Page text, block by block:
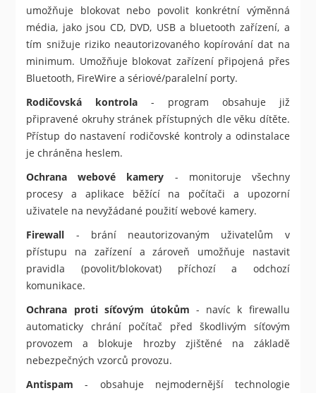
umožňuje blokovat nebo povolit konkrétní výměnná
média, jako jsou CD, DVD, USB a bluetooth zařízení, a
tím snižuje riziko neautorizovaného kopírování dat na
minimum. Umožňuje blokovat zařízení připojená přes
Bluetooth, FireWire a sériové/paralelní porty.
Rodičovská kontrola - program obsahuje již
připravené okruhy stránek přístupných dle věku dítěte.
Přístup do nastavení rodičovské kontroly a odinstalace
je chráněna heslem.
Ochrana webové kamery - monitoruje všechny
procesy a aplikace běžící na počítači a upozorní
uživatele na nevyžádané použití webové kamery.
Firewall - brání neautorizovaným uživatelům v
přístupu na zařízení a zároveň umožňuje nastavit
pravidla (povolit/blokovat) příchozí a odchozí
komunikace.
Ochrana proti síťovým útokům - navíc k firewallu
automaticky chrání počítač před škodlivým síťovým
provozem a blokuje hrozby zjištěné na základě
nebezpečných vzorců provozu.
Antispam - obsahuje nejmodernější technologie